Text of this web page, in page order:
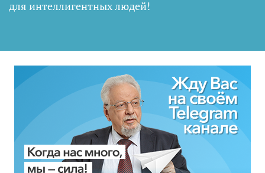
для интеллигентных людей!